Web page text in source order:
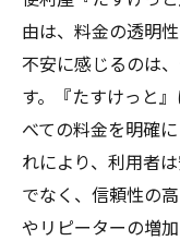
由は、料金の透明
不安に感じるのは
す。『たすけっと
べての料金を明確
れにより、利用者
でなく、信頼性の
やリピーターの増